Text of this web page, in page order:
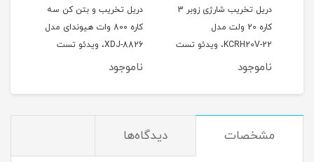
دریل تخریب شارژی زوبر 3
کاره 20 ولت مدل
KCRH20V-22، ویدئو تست
پائین صفحه
ناموجود
دریل تخریب و بتن کن سه
کاره 800 وات هیوندای مدل
XDJ-8826، ویدئو تست
پائین صفحه
ناموجود
مشخصات دیدگاه‌ها